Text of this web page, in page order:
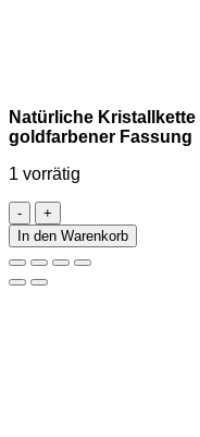
Natürliche
goldfarbener Fassung
1 vorrätig
Natürliche
Kristallkette
mit
Türkis-
Rohstein-
In den Warenkorb